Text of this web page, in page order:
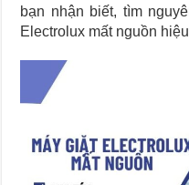
bạn nhận biết, tìm
Electrolux mất nguồn